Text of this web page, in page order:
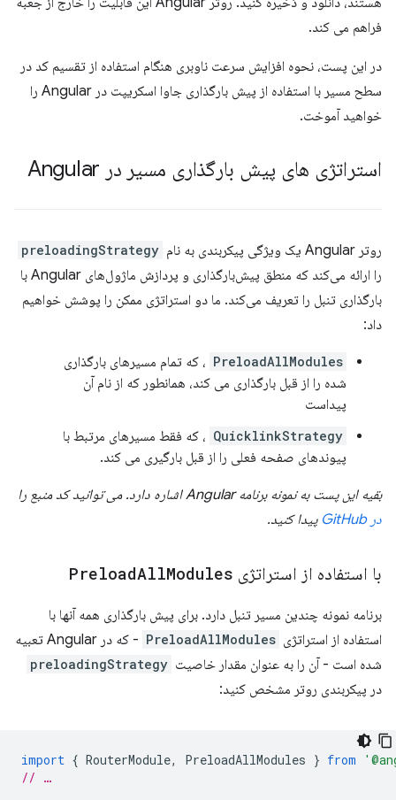
فراهم می کند.
در این پست، نحوه افزایش سرعت ناوبری هنگام استفاده از تقسیم کد در
سطح مسیر با استفاده از پیش بارگذاری جاوا اسکریپت در Angular را
خواهید آموخت.
استراتژی های پیش بارگذاری مسیر در Angular
روتر Angular یک ویژگی پیکربندی به نام preloadingStrategy
را ارائه می‌کند که منطق پیش‌بارگذاری و پردازش ماژول‌های Angular با
بارگذاری تنبل را تعریف می‌کند. ما دو استراتژی ممکن را پوشش خواهیم
داد:
PreloadAllModules ، که تمام مسیرهای بارگذاری
شده را از قبل بارگذاری می کند، همانطور که از نام آن
پیداست
QuicklinkStrategy ، که فقط مسیرهای مرتبط با
پیوندهای صفحه فعلی را از قبل بارگیری می کند.
بقیه این پست به نمونه برنامه Angular اشاره دارد. می توانید کد منبع را
در GitHub
پیدا کنید.
با استفاده از استراتژی PreloadAllModules
برنامه نمونه چندین مسیر تنبل دارد. برای پیش بارگذاری همه آنها با
استفاده از استراتژی PreloadAllModules
- که در Angular تعبیه
شده است - آن را به عنوان مقدار خاصیت preloadingStrategy
در پیکربندی روتر مشخص کنید:
import { RouterModule, PreloadAllModules } from
// …